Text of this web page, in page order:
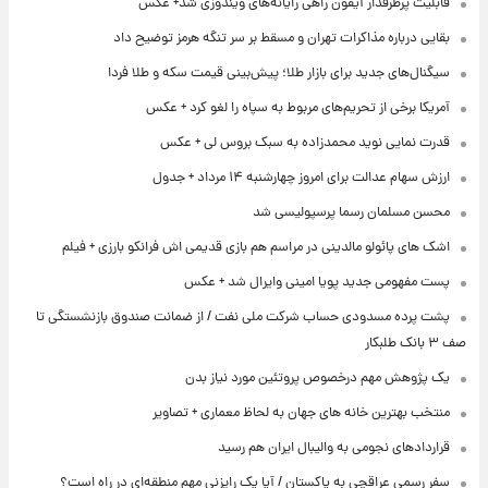
قابلیت پرطرفدار آیفون راهی رایانه‌های ویندوزی شد+ عکس
بقایی درباره مذاکرات تهران و مسقط بر سر تنگه هرمز توضیح داد
سیگنال‌های جدید برای بازار طلا؛ پیش‌بینی قیمت سکه و طلا فردا
آمریکا برخی از تحریم‌های مربوط به سپاه را لغو کرد + عکس
قدرت نمایی نوید محمدزاده به سبک بروس لی + عکس
ارزش سهام عدالت برای امروز چهارشنبه ۱۴ مرداد + جدول
محسن مسلمان رسما پرسپولیسی شد
اشک های پائولو مالدینی در مراسم هم بازی قدیمی اش فرانکو بارزی + فیلم
پست مفهومی جدید پویا امینی وایرال شد + عکس
پشت پرده‌ مسدودی حساب شرکت ملی نفت / از ضمانت صندوق بازنشستگی تا
صف ۳ بانک طلبکار
یک پژوهش مهم درخصوص پروتئین مورد نیاز بدن
منتخب بهترین خانه های جهان به لحاظ معماری + تصاویر
قراردادهای نجومی به والیبال ایران هم رسید
سفر رسمی عراقچی به پاکستان / آیا یک رایزنی مهم منطقه‌ای در راه است؟